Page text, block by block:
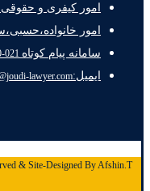
امور کیفری و حقوقی
امور
سامانه پیام کوتاه
ایمیل:lawyer.com
& Site-Designed By Afshin.T